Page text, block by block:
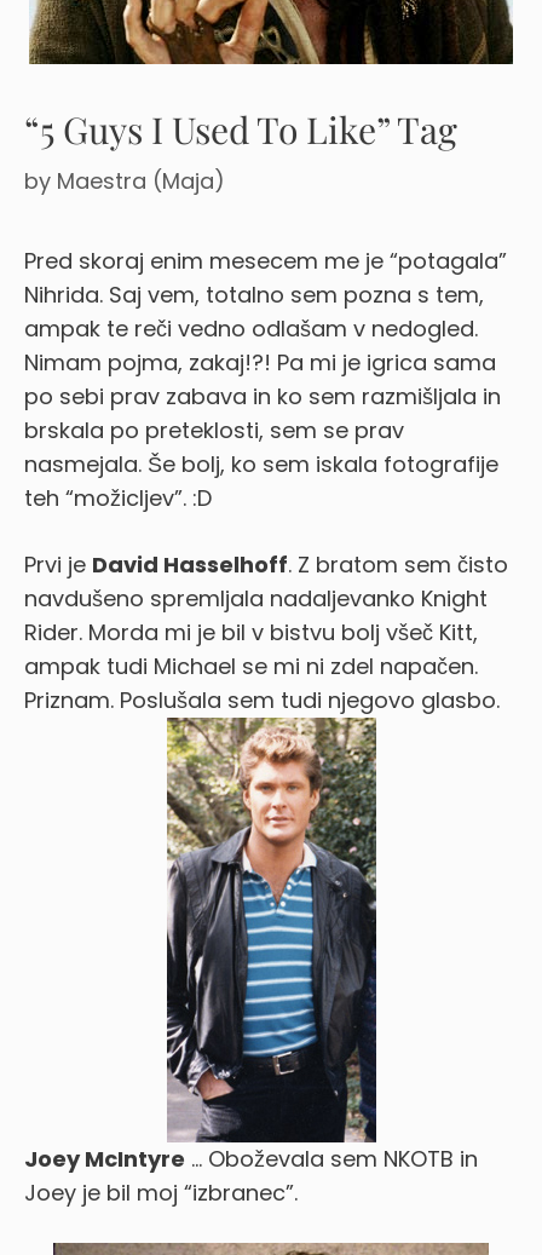
“5 Guys I Used To Like” Tag
by Maestra (Maja)
Pred skoraj enim mesecem me je “potagala”
Nihrida. Saj vem, totalno sem pozna s tem,
ampak te reči vedno odlašam v nedogled.
Nimam pojma, zakaj!?! Pa mi je igrica sama
po sebi prav zabava in ko sem razmišljala in
brskala po preteklosti, sem se prav
nasmejala. Še bolj, ko sem iskala fotografije
teh “možicljev”. :D
Prvi je David Hasselhoff. Z bratom sem čisto
navdušeno spremljala nadaljevanko Knight
Rider. Morda mi je bil v bistvu bolj všeč Kitt,
ampak tudi Michael se mi ni zdel napačen.
Priznam. Poslušala sem tudi njegovo glasbo.
Joey McIntyre … Oboževala sem NKOTB in
Joey je bil moj “izbranec”.